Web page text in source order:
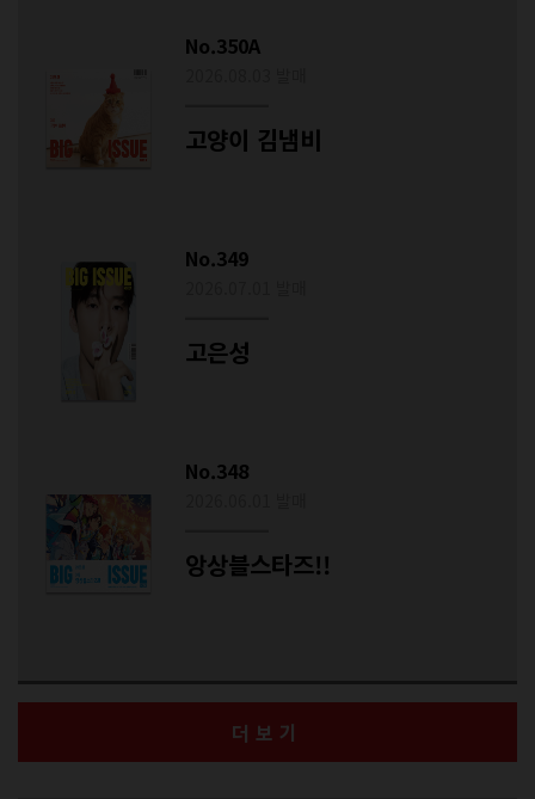
No.350A
고양이 김냄비
No.349
고은성
No.348
앙상블스타즈!!
더보기